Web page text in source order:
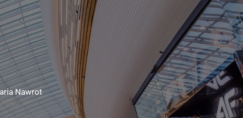
Nawrot